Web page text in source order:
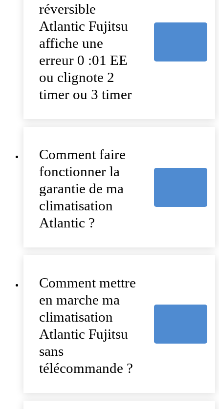
réversible
Atlantic Fujitsu
affiche une
erreur 0 :01 EE
ou clignote 2
timer ou 3 timer
Comment faire
fonctionner la
garantie de ma
climatisation
Atlantic ?
Comment mettre
en marche ma
climatisation
Atlantic Fujitsu
sans
télécommande ?